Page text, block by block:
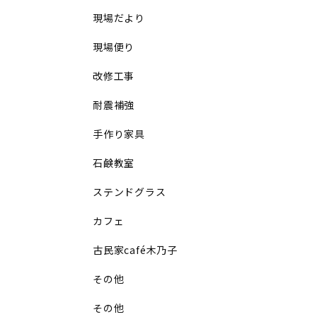
現場だより
現場便り
改修工事
耐震補強
手作り家具
石鹸教室
ステンドグラス
カフェ
古民家café木乃子
その他
その他